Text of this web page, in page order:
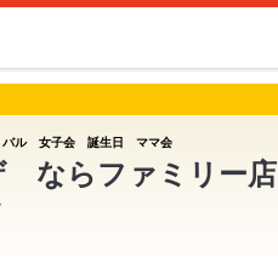
ル 女子会 誕生日 ママ会
ならファミリー店